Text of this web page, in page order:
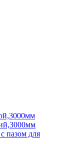
пазом для